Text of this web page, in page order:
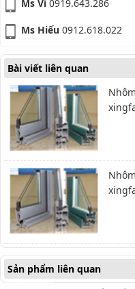
Ms Vi 0919.643.286
Ms Hiếu 0912.618.022
Bài viết liên quan
Sản phẩm liên quan